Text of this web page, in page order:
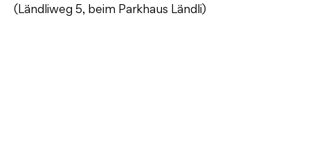
(Ländliweg 5, beim Parkhaus Ländli)